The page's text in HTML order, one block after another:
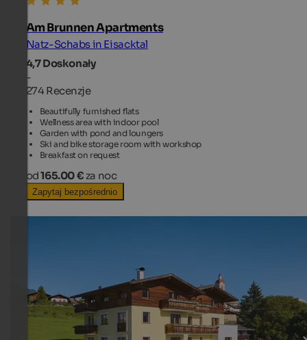
Am Brunnen Apartments
Natz-Schabs in Eisacktal
4,7Doskonały
-
274 Recenzje
Beautifully furnished flats
Wellness area with indoor pool
Garden with pond and loungers
Ski and bike storage room with workshop
Breakfast on request
od165.00 € za noc
Zapytaj bezpośrednio